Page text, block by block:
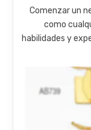
Comenzar un
como
habilidades y